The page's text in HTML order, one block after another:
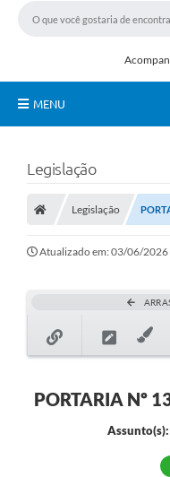
MENU
Controle Interno
Turismo
Publicações Oficiais
CTM
Audiências Públicas
Legislação
Legislação
Atualizado em: 03/06/2026
PORTARIA Nº
Assunto(s):